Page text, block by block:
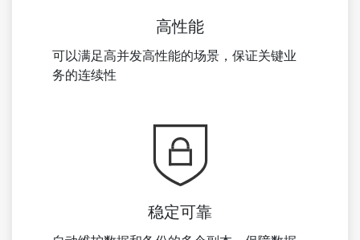
高性能
可以满足高并发高性能的场景，保证关键业
务的连续性
稳定可靠